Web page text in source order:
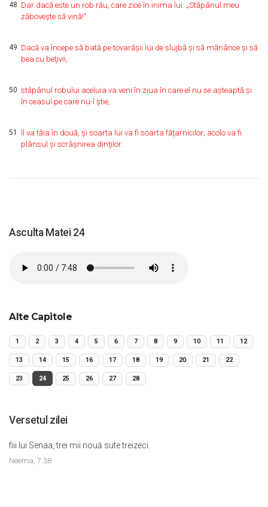
48 Dar dacă este un rob rău, care zice în inima lui: „Stăpânul meu
zăboveşte să vină!”
49 Dacă va începe să bată pe tovarăşii lui de slujbă şi să mănânce şi să
bea cu beţivii,
50 stăpânul robului aceluia va veni în ziua în care el nu se aşteaptă şi
în ceasul pe care nu-l ştie,
51 îl va tăia în două, şi soarta lui va fi soarta făţarnicilor; acolo va fi
plânsul şi scrâşnirea dinţilor.
Asculta Matei 24
Alte Capitole
1 2 3 4 5 6 7 8 9 10 11 12
13 14 15 16 17 18 19 20 21 22
23 24 25 26 27 28
Versetul zilei
fiii lui Senaa, trei mii nouă sute treizeci.
Neemia, 7:38